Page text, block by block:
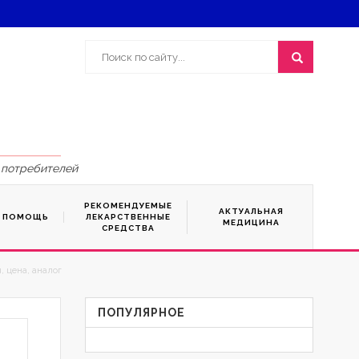
ПОМОЩЬ
РЕКОМЕНДУЕМЫЕ
ЛЕКАРСТВЕННЫЕ
СРЕДСТВА
АКТУАЛЬНАЯ
МЕДИЦИНА
цена, аналог
ПОПУЛЯРНОЕ